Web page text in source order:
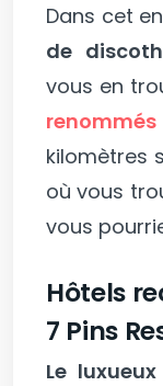
Dans cet
de
vous en
renommés
kilomètres
où vous
vous
Hôtels
7 Pins
Le